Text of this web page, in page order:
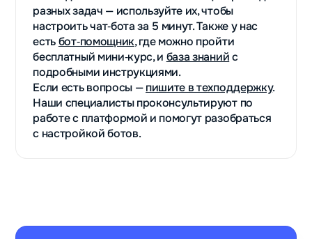
разных задач — используйте их, чтобы
настроить чат‑бота за 5 минут. Также у нас
естьбот‑помощник, где можно пройти
бесплатный мини‑курс, и база знанийс
подробными инструкциями.
Если есть вопросы —пишите в техподдержку.
Наши специалисты проконсультируют по
работе с платформой и помогут разобраться
с настройкой ботов.